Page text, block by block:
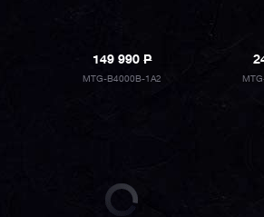
149 990P
MTG-B4000B-1A2